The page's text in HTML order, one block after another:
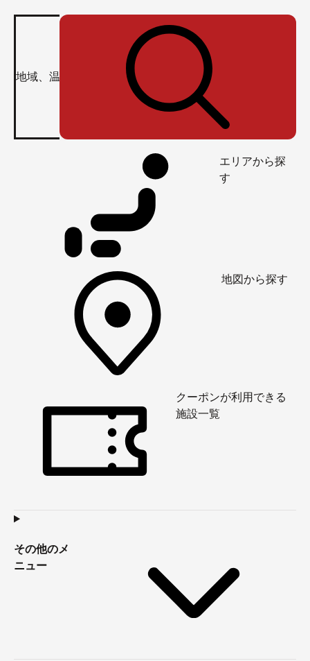
エリアから探
す
地図から探す
クーポンが利用できる
施設一覧
その他のメ
ニュー